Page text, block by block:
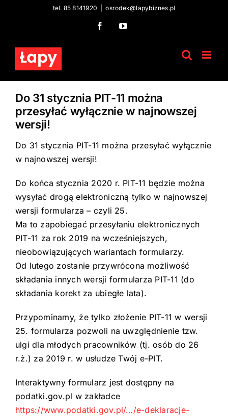
tel. 85 8141920 osrodek@lapybiznes.pl
FacebookYouTube
Do 31 stycznia PIT-11 można
przesyłać wyłącznie w najnowszej
wersji!
Do 31 stycznia PIT-11 można przesyłać wyłącznie
w najnowszej wersji!
Do końca stycznia 2020 r. PIT-11 będzie można
wysyłać drogą elektroniczną tylko w najnowszej
wersji formularza – czyli 25.
Ma to zapobiegać przesyłaniu elektronicznych
PIT-11 za rok 2019 na wcześniejszych,
nieobowiązujących wariantach formularzy.
Od lutego zostanie przywrócona możliwość
składania innych wersji formularza PIT-11 (do
składania korekt za ubiegłe lata).
Przypominamy, że tylko złożenie PIT-11 w wersji
25. formularza pozwoli na uwzględnienie tzw.
ulgi dla młodych pracowników (tj. osób do 26
r.ż.) za 2019 r. w usłudze Twój e-PIT.
Interaktywny formularz jest dostępny na
podatki.gov.pl w zakładce
https://www.podatki.gov.pl/…/e-deklaracje-